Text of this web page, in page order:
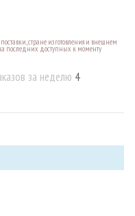
стране изготовления и внешнем
последних доступных к моменту
за неделю 4